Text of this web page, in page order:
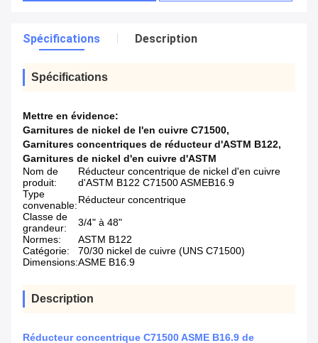
Spécifications Description
Spécifications
Mettre en évidence:
Garnitures de nickel de l'en cuivre C71500,
Garnitures concentriques de réducteur d'ASTM B122,
Garnitures de nickel d'en cuivre d'ASTM
Nom de
produit:
Réducteur concentrique de nickel d'en cuivre
d'ASTM B122 C71500 ASMEB16.9
Type
convenable:Réducteur concentrique
Classe de
grandeur:
3/4" à 48"
Normes:
ASTM B122
Catégorie:
70/30 nickel de cuivre (UNS C71500)
Dimensions:ASME B16.9
Description
Réducteur concentrique C71500 ASME B16.9 de